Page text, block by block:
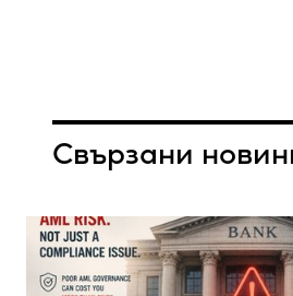
Свързани